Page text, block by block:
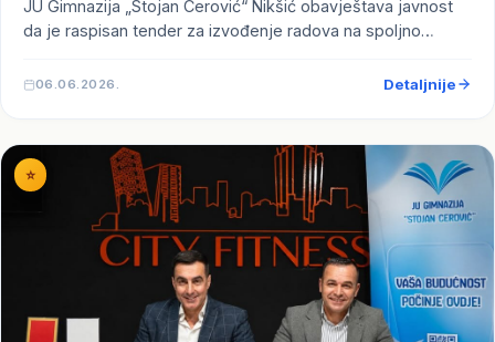
JU Gimnazija „Stojan Cerović“ Nikšić obavještava javnost
da je raspisan tender za izvođenje radova na spoljno…
06.06.2026. Detaljnije
⭐